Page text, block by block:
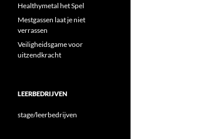
Healthymetal het Spel
Mestgassen laat je niet
verrassen
Veiligheidsgame voor
uitzendkracht
LEERBEDRIJVEN
stage/leerbedrijven